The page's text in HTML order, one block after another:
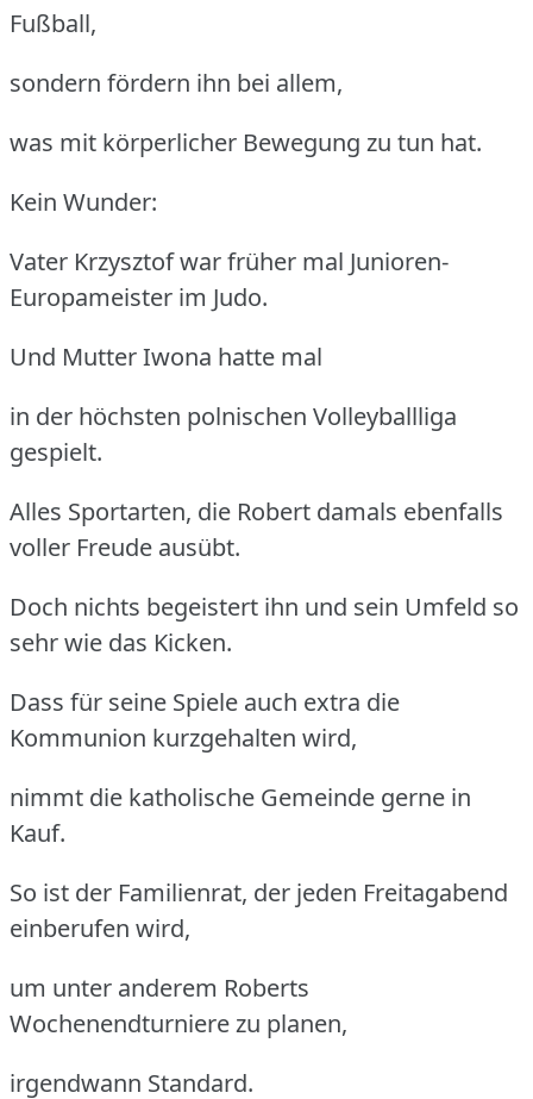
Fußball,
sondern fördern ihn bei allem,
was mit körperlicher Bewegung zu tun hat.
Kein Wunder:
Vater Krzysztof war früher mal Junioren-
Europameister im Judo.
Und Mutter Iwona hatte mal
in der höchsten polnischen Volleyballliga
gespielt.
Alles Sportarten, die Robert damals ebenfalls
voller Freude ausübt.
Doch nichts begeistert ihn und sein Umfeld so
sehr wie das Kicken.
Dass für seine Spiele auch extra die
Kommunion kurzgehalten wird,
nimmt die katholische Gemeinde gerne in
Kauf.
So ist der Familienrat, der jeden Freitagabend
einberufen wird,
um unter anderem Roberts
Wochenendturniere zu planen,
irgendwann Standard.